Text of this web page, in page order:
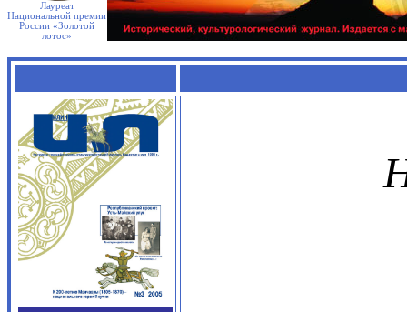
Лауреат
Национальной премии
России «Золотой
лотос»